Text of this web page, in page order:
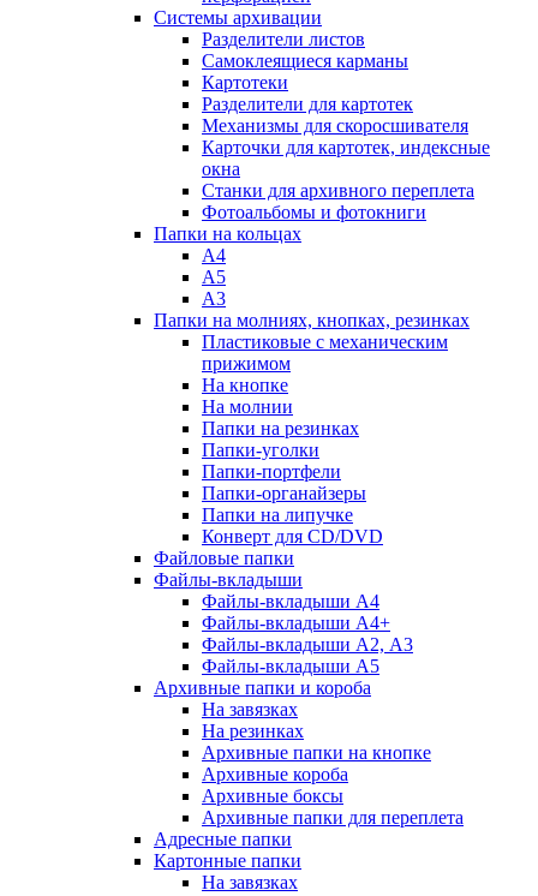
Системы архивации
Разделители листов
Самоклеящиеся карманы
Картотеки
Разделители для картотек
Механизмы для скоросшивателя
Карточки для картотек, индексные
окна
Станки для архивного переплета
Фотоальбомы и фотокниги
Папки на кольцах
А4
А5
А3
Папки на молниях, кнопках, резинках
Пластиковые с механическим
прижимом
На кнопке
На молнии
Папки на резинках
Папки-уголки
Папки-портфели
Папки-органайзеры
Папки на липучке
Конверт для CD/DVD
Файловые папки
Файлы-вкладыши
Файлы-вкладыши А4
Файлы-вкладыши А4+
Файлы-вкладыши А2, А3
Файлы-вкладыши А5
Архивные папки и короба
На завязках
На резинках
Архивные папки на кнопке
Архивные короба
Архивные боксы
Архивные папки для переплета
Адресные папки
Картонные папки
На завязках